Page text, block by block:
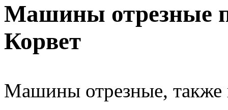
Машины отрезные
Корвет
Машины отрезные, также